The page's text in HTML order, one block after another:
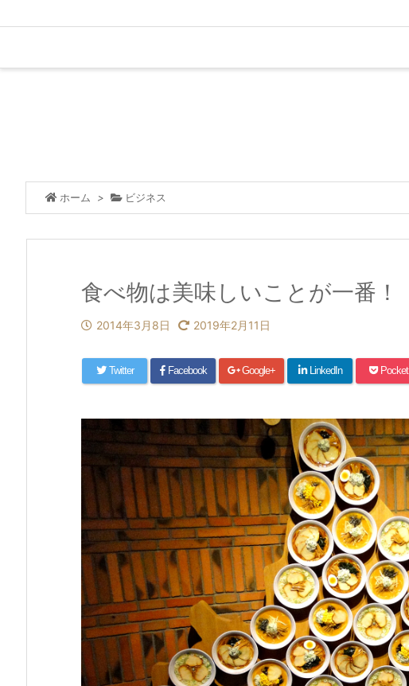
ホーム > ビジネス
食べ物は美味しいことが一番！
2014年3月8日 2019年2月11日
Twitter Facebook Google+ LinkedIn Pocket